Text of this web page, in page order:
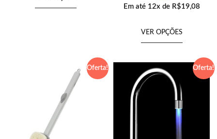
Em até 12x deR$19,08
VER OPÇÕES
Oferta! Oferta!